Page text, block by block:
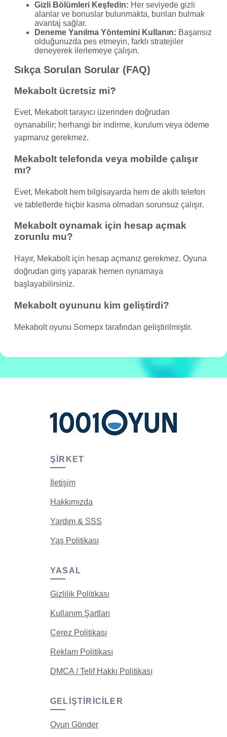
Gizli Bölümleri Keşfedin: Her seviyede gizli
alanlar ve bonuslar bulunmakta, bunları bulmak
avantaj sağlar.
Deneme Yanılma Yöntemini Kullanın: Başarısız
olduğunuzda pes etmeyin, farklı stratejiler
deneyerek ilerlemeye çalışın.
Sıkça Sorulan Sorular (FAQ)
Mekabolt ücretsiz mi?
Evet, Mekabolt tarayıcı üzerinden doğrudan
oynanabilir; herhangi bir indirme, kurulum veya ödeme
yapmanız gerekmez.
Mekabolt telefonda veya mobilde çalışır
mı?
Evet, Mekabolt hem bilgisayarda hem de akıllı telefon
ve tabletlerde hiçbir kasma olmadan sorunsuz çalışır.
Mekabolt oynamak için hesap açmak
zorunlu mu?
Hayır, Mekabolt için hesap açmanız gerekmez. Oyuna
doğrudan giriş yaparak hemen oynamaya
başlayabilirsiniz.
Mekabolt oyununu kim geliştirdi?
Mekabolt oyunu Somepx tarafından geliştirilmiştir.
ŞIRKET
İletişim
Hakkımızda
Yardım & SSS
Yaş Politikası
YASAL
Gizlilik Politikası
Kullanım Şartları
Çerez Politikası
Reklam Politikası
DMCA / Telif Hakkı Politikası
GELIŞTIRICILER
Oyun Gönder